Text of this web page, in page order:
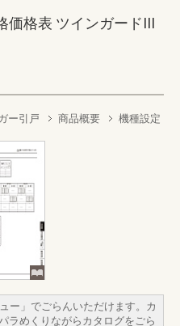
価格表 ツインガードIII
ー引戸 商品概要
機種設定
ー」でごらんいただけます。カ
ラめくりながらカタログをごら